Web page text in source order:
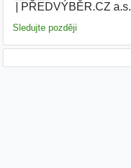
PŘEDVÝBĚR.CZ a.s.
Sledujte později